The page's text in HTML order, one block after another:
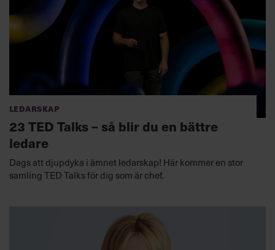
Ledarskap
23 TED Talks – så blir du en bättre
ledare
Dags att djupdyka i ämnet ledarskap! Här kommer en stor
samling TED Talks för dig som är chef.